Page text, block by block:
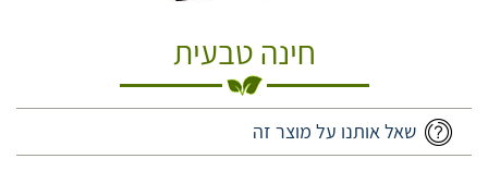
חינה טבעית
שאל אותנו על מוצר זה